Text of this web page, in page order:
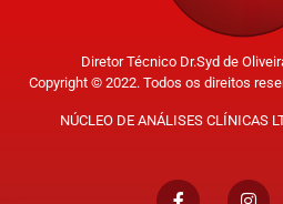
Diretor Técnico Dr.Syd de
Copyright © 2022. Todos os direitos
NÚCLEO DE ANÁLISES CLÍNICAS